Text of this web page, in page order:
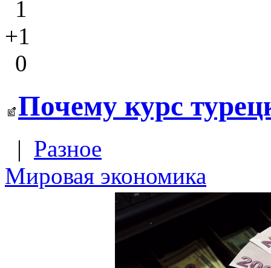
1
+1
0
Почему курс
| Разное
Мировая экономика